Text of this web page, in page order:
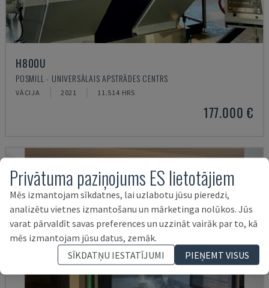
H800U
POSMILL - UNIVERSĀLAIS APSTRĀDES CENTRS
VĀCIJA 2021 11.514 HRS
177.000 €
Privātuma paziņojums ES lietotājiem
Mēs izmantojam sīkdatnes, lai uzlabotu jūsu pieredzi,
analizētu vietnes izmantošanu un mārketinga nolūkos. Jūs
varat pārvaldīt savas preferences un uzzināt vairāk par to, kā
mēs izmantojam jūsu datus, zemāk.
SĪKDATŅU IESTATĪJUMI
PIEŅEMT VISUS